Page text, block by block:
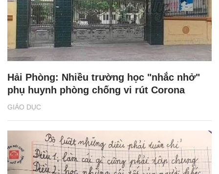
GIÁO DỤC
Hải Phòng: Nhiều trường học "nhắc nhở"
phụ huynh phòng chống vi rút Corona